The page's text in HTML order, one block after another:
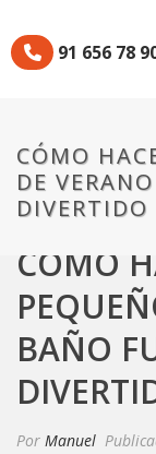
91 656 78
CÓMO
DE
DIVERTIDO
CÓMO
BAÑO
Por Manuel